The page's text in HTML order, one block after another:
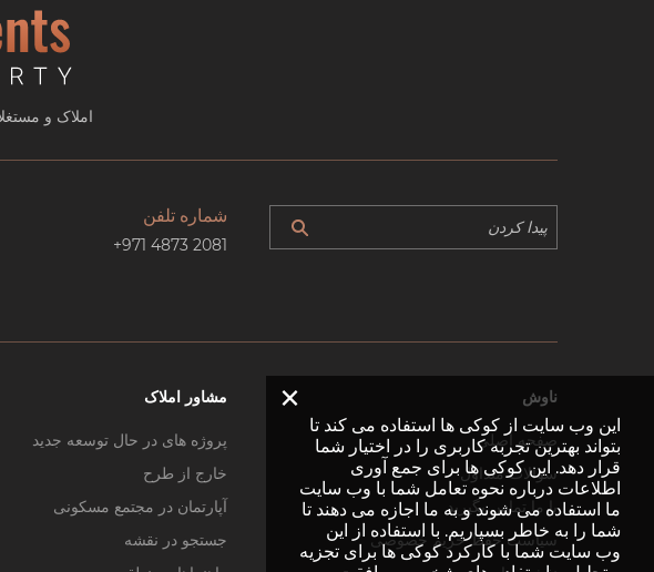
املاک و
شماره تلفن
+971 4873 2081
ناوش
صفحه اصلی
سوالات متداول
با ما تماس بگیرید
سیاست حفظ حریم خصوصی
مشاور املاک
پروژه های در حال توسعه جدید
خارج از طرح
آپارتمان در مجتمع مسکونی
جستجو در نقشه
×
این وب سایت از کوکی ها استفاده می کند تا
بتواند بهترین تجربه کاربری را در اختیار شما
قرار دهد. این کوکی ها برای جمع آوری
اطلاعات درباره نحوه تعامل شما با وب سایت
ما استفاده می شوند و به ما اجازه می دهند تا
شما را به خاطر بسپاریم. با استفاده از این
وب سایت شما با کارکرد کوکی ها برای تجزیه